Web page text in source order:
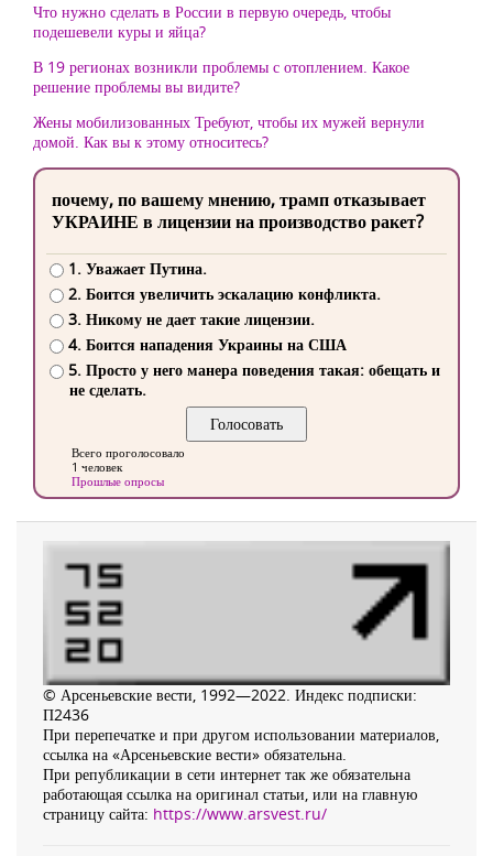
Что нужно сделать в России в первую очередь, чтобы
подешевели куры и яйца?
В 19 регионах возникли проблемы с отоплением. Какое
решение проблемы вы видите?
Жены мобилизованных Требуют, чтобы их мужей вернули
домой. Как вы к этому относитесь?
почему, по вашему мнению, трамп отказывает
УКРАИНЕ в лицензии на производство ракет?
1. Уважает Путина.
2. Боится увеличить эскалацию конфликта.
3. Никому не дает такие лицензии.
4. Боится нападения Украины на США
5. Просто у него манера поведения такая: обещать и
не сделать.
Всего проголосовало
1 человек
Прошлые опросы
© Арсеньевские вести, 1992—2022. Индекс подписки:
П2436
При перепечатке и при другом использовании материалов,
ссылка на «Арсеньевские вести» обязательна.
При републикации в сети интернет так же обязательна
работающая ссылка на оригинал статьи, или на главную
страницу сайта: https://www.arsvest.ru/